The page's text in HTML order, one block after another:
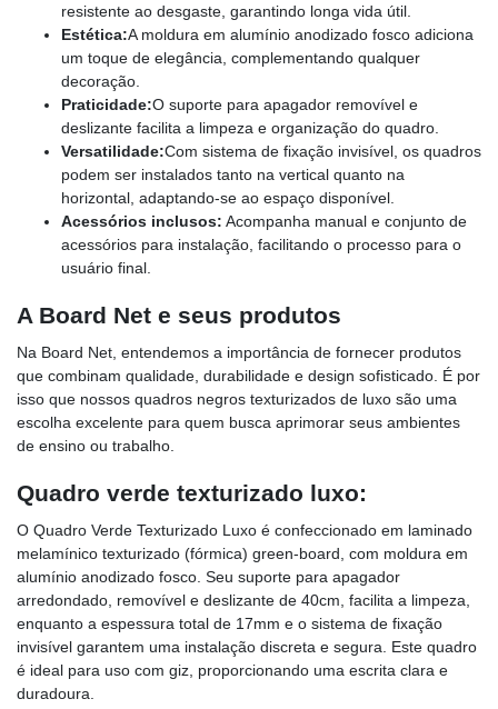
resistente ao desgaste, garantindo longa vida útil.
Estética:A moldura em alumínio anodizado fosco adiciona
um toque de elegância, complementando qualquer
decoração.
Praticidade:O suporte para apagador removível e
deslizante facilita a limpeza e organização do quadro.
Versatilidade:Com sistema de fixação invisível, os quadros
podem ser instalados tanto na vertical quanto na
horizontal, adaptando-se ao espaço disponível.
Acessórios inclusos: Acompanha manual e conjunto de
acessórios para instalação, facilitando o processo para o
usuário final.
A Board Net e seus produtos
Na Board Net, entendemos a importância de fornecer produtos
que combinam qualidade, durabilidade e design sofisticado. É por
isso que nossos quadros negros texturizados de luxo são uma
escolha excelente para quem busca aprimorar seus ambientes
de ensino ou trabalho.
Quadro verde texturizado luxo:
O Quadro Verde Texturizado Luxo é confeccionado em laminado
melamínico texturizado (fórmica) green-board, com moldura em
alumínio anodizado fosco. Seu suporte para apagador
arredondado, removível e deslizante de 40cm, facilita a limpeza,
enquanto a espessura total de 17mm e o sistema de fixação
invisível garantem uma instalação discreta e segura. Este quadro
é ideal para uso com giz, proporcionando uma escrita clara e
duradoura.